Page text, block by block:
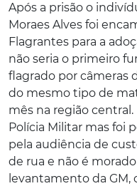
Após a prisão o
Moraes Alves foi
Flagrantes para a
não seria o primeiro
flagrado por câmeras
do mesmo tipo de
mês na região
Polícia Militar mas foi
pela audiência de
de rua e não é
levantamento da